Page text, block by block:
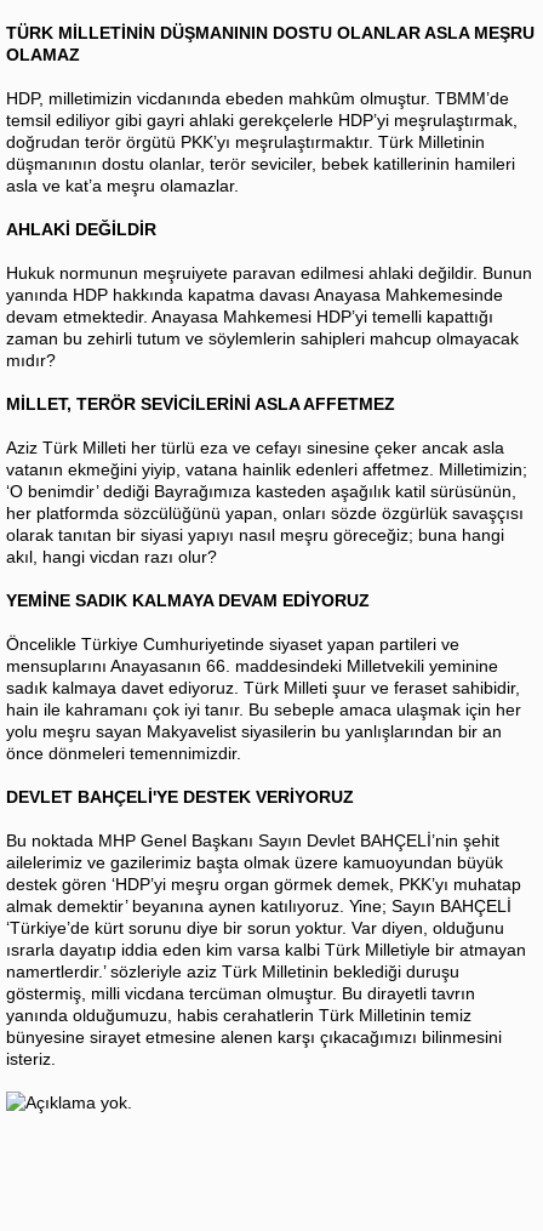
TÜRK MİLLETİNİN DÜŞMANININ DOSTU OLANLAR ASLA MEŞRU
OLAMAZ
HDP, milletimizin vicdanında ebeden mahkûm olmuştur. TBMM’de
temsil ediliyor gibi gayri ahlaki gerekçelerle HDP’yi meşrulaştırmak,
doğrudan terör örgütü PKK’yı meşrulaştırmaktır. Türk Milletinin
düşmanının dostu olanlar, terör seviciler, bebek katillerinin hamileri
asla ve kat’a meşru olamazlar.
AHLAKİ DEĞİLDİR
Hukuk normunun meşruiyete paravan edilmesi ahlaki değildir. Bunun
yanında HDP hakkında kapatma davası Anayasa Mahkemesinde
devam etmektedir. Anayasa Mahkemesi HDP’yi temelli kapattığı
zaman bu zehirli tutum ve söylemlerin sahipleri mahcup olmayacak
mıdır?
MİLLET, TERÖR SEVİCİLERİNİ ASLA AFFETMEZ
Aziz Türk Milleti her türlü eza ve cefayı sinesine çeker ancak asla
vatanın ekmeğini yiyip, vatana hainlik edenleri affetmez. Milletimizin;
‘O benimdir’ dediği Bayrağımıza kasteden aşağılık katil sürüsünün,
her platformda sözcülüğünü yapan, onları sözde özgürlük savaşçısı
olarak tanıtan bir siyasi yapıyı nasıl meşru göreceğiz; buna hangi
akıl, hangi vicdan razı olur?
YEMİNE SADIK KALMAYA DEVAM EDİYORUZ
Öncelikle Türkiye Cumhuriyetinde siyaset yapan partileri ve
mensuplarını Anayasanın 66. maddesindeki Milletvekili yeminine
sadık kalmaya davet ediyoruz. Türk Milleti şuur ve feraset sahibidir,
hain ile kahramanı çok iyi tanır. Bu sebeple amaca ulaşmak için her
yolu meşru sayan Makyavelist siyasilerin bu yanlışlarından bir an
önce dönmeleri temennimizdir.
DEVLET BAHÇELİ'YE DESTEK VERİYORUZ
Bu noktada MHP Genel Başkanı Sayın Devlet BAHÇELİ’nin şehit
ailelerimiz ve gazilerimiz başta olmak üzere kamuoyundan büyük
destek gören ‘HDP’yi meşru organ görmek demek, PKK’yı muhatap
almak demektir’ beyanına aynen katılıyoruz. Yine; Sayın BAHÇELİ
‘Türkiye’de kürt sorunu diye bir sorun yoktur. Var diyen, olduğunu
ısrarla dayatıp iddia eden kim varsa kalbi Türk Milletiyle bir atmayan
namertlerdir.’ sözleriyle aziz Türk Milletinin beklediği duruşu
göstermiş, milli vicdana tercüman olmuştur. Bu dirayetli tavrın
yanında olduğumuzu, habis cerahatlerin Türk Milletinin temiz
bünyesine sirayet etmesine alenen karşı çıkacağımızı bilinmesini
isteriz.